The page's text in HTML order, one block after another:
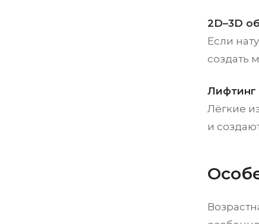
2D–3D
Если
создать
Лифтинг
Лёгкие
и